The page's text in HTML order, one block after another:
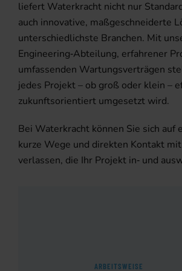
liefert Waterkracht nicht nur
auch innovative, maßgeschneiderte
unterschiedlichste Branchen. Mit
Engineering‑Abteilung, erfahrener
umfassenden Wartungsverträgen
jedes Projekt – ob groß oder klein –
zukunftsorientiert umgesetzt wird.
Bei Waterkracht können Sie sich auf
kurze Wege und direkten Kontakt
verlassen, die Ihr Projekt in‑ und
ARBEITSWEISE